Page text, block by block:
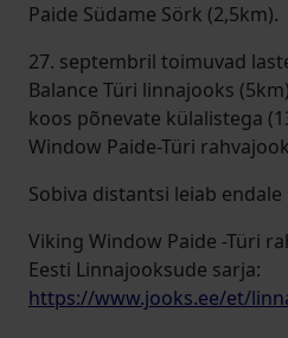
Paide Südame Sörk (2,5km).
27. septembril toimuvad
Balance Türi linnajooks
koos põnevate külalistega
Window Paide-Türi
Sobiva distantsi leiab endale
Viking Window Paide -Türi
Eesti Linnajooksude sarja:
https://www.jooks.ee/et/